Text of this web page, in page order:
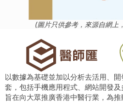
(圖片只供參考，來源自網上
以數據為基礎並加以分析去活用、
套，包括手機應用程式、網站開發及
旨在向大眾推廣香港中醫行業，為推